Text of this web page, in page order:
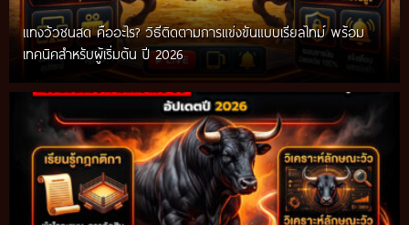
แทงวัวชนสด คืออะไร? วิธีติดตามการแข่งขันแบบเรียลไทม์ พร้อม
เทคนิคสำหรับผู้เริ่มต้น ปี 2026